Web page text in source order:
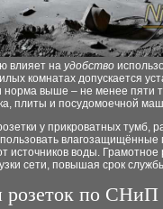
влияет на удобство
комнатах допускается
выше – не менее пяти
плиты и посудомоечной
у прикроватных тумб,
источников воды.
сети, повышая срок
розеток по